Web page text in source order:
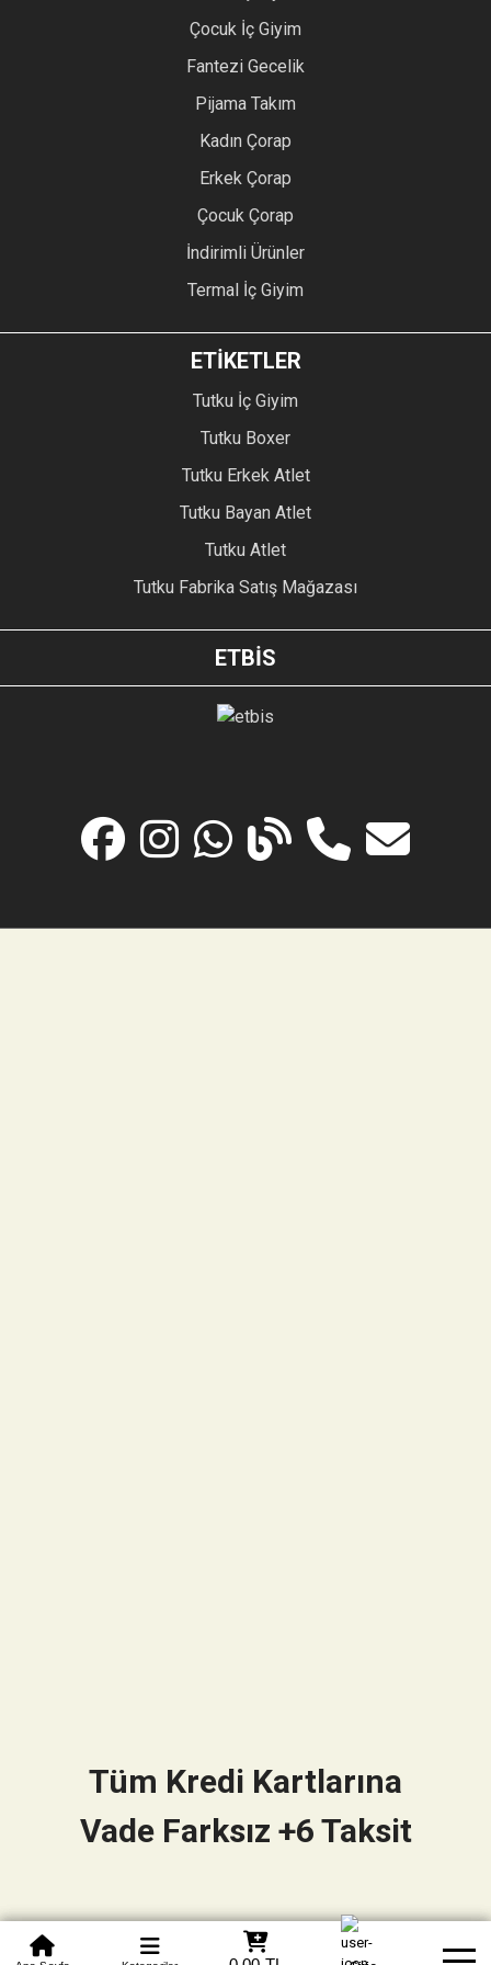
0850 305 09 70
Çocuk İç Giyim
Fantezi Gecelik
Pijama Takım
Kadın Çorap
Erkek Çorap
Çocuk Çorap
İndirimli Ürünler
Termal İç Giyim
ETİKETLER
Tutku İç Giyim
Tutku Boxer
Tutku Erkek Atlet
Tutku Bayan Atlet
Tutku Atlet
Tutku Fabrika Satış Mağazası
ETBİS
Tüm Kredi Kartlarına
Vade Farksız +6 Taksit